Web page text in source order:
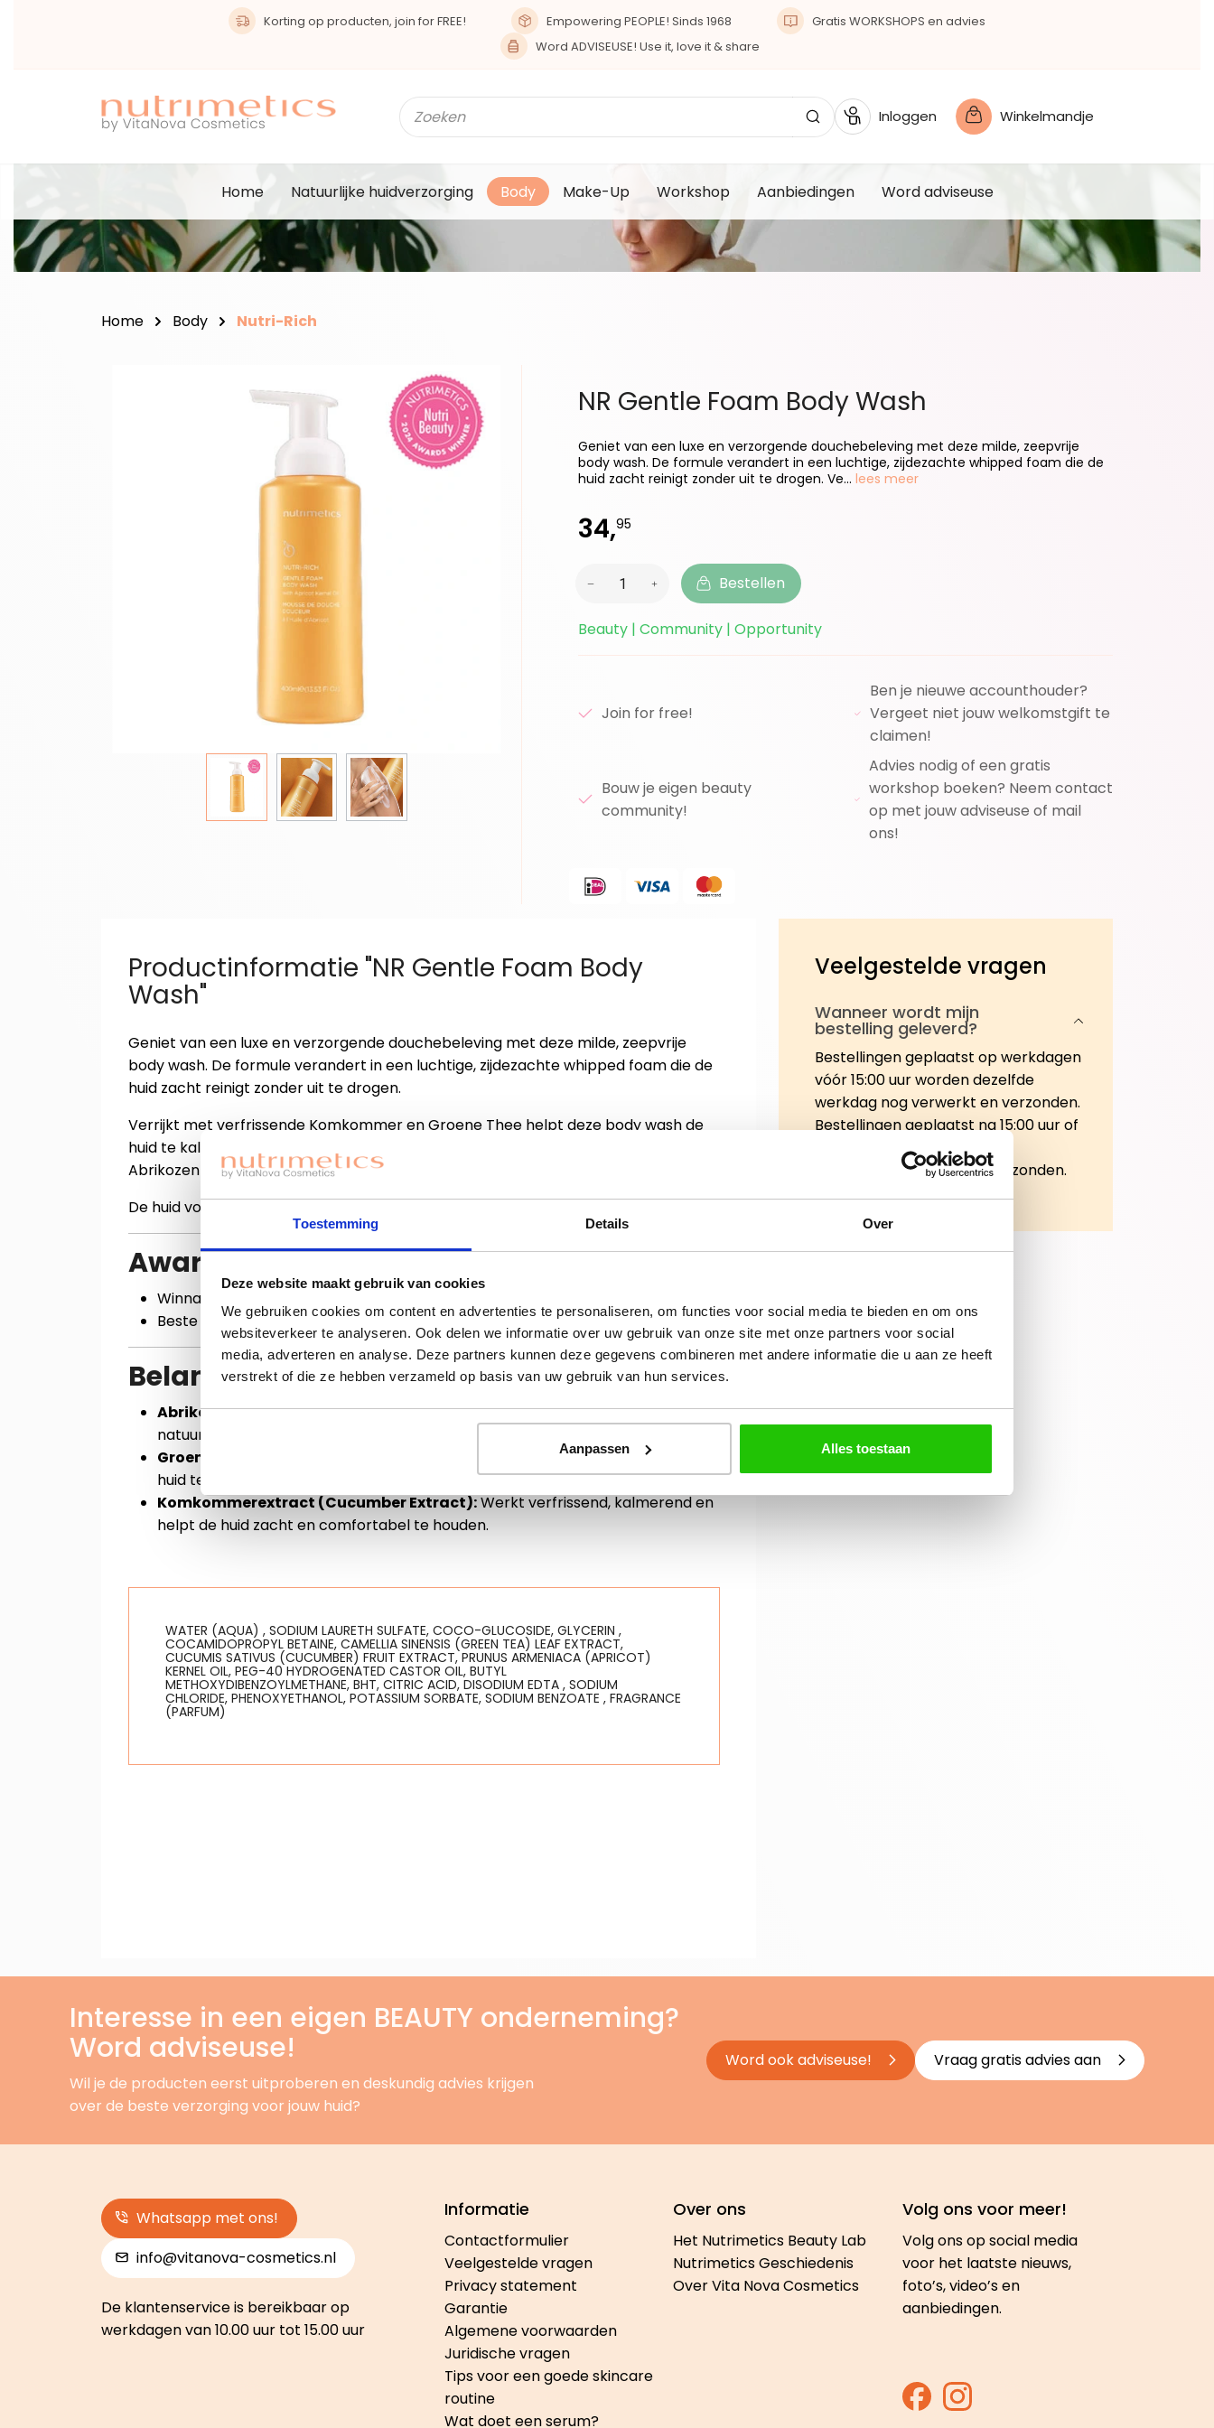
Toestemming Details Over
Deze website maakt gebruik van cookies
We gebruiken cookies om content en advertenties te personaliseren, om functies voor social media te bieden en om ons
websiteverkeer te analyseren. Ook delen we informatie over uw gebruik van onze site met onze partners voor social
media, adverteren en analyse. Deze partners kunnen deze gegevens combineren met andere informatie die u aan ze heeft
verstrekt of die ze hebben verzameld op basis van uw gebruik van hun services.
Aanpassen Alles toestaan
Ga naar de hoofdnavigatieKorting op producten, join for FREE! Empowering PEOPLE! Sinds 1968
Gratis WORKSHOPS en advies
Word ADVISEUSE! Use it, love it & share
Inloggen Winkelmandje
Home Natuurlijke huidverzorging Body Make-Up Workshop Aanbiedingen Word adviseuse
Home Body Nutri-Rich
NR Gentle Foam Body Wash
Geniet van een luxe en verzorgende douchebeleving met deze milde, zeepvrije
body wash. De formule verandert in een luchtige, zijdezachte whipped foam die de
huid zacht reinigt zonder uit te drogen. Ve... lees meer
34,95
Bestellen
Beauty | Community | Opportunity
Join for free!
Ben je nieuwe accounthouder?
Vergeet niet jouw welkomstgift te
claimen!
Bouw je eigen beauty
community!
Advies nodig of een gratis
workshop boeken? Neem contact
op met jouw adviseuse of mail
ons!
Productinformatie "NR Gentle Foam Body
Wash"
Geniet van een luxe en verzorgende douchebeleving met deze milde, zeepvrije
body wash. De formule verandert in een luchtige, zijdezachte whipped foam die de
huid zacht reinigt zonder uit te drogen.
Verrijkt met verfrissende Komkommer en Groene Thee helpt deze body wash de
huid te kalmeren, beschermen en comfortabel te laten aanvoelen, terwijl
Abrikozenpitolie ondersteuning biedt bij voeding en hydratatie.
De huid voelt na gebruik fris, zacht en verzorgd aan met een gezonde uitstraling.
Awards
Winnaar Nutri Beauty Award
Beste Bath & Shower Product
Belangrijke ingrediënten
Abrikozenpitolie (Apricot Kernel Oil):Voedt en verzacht de huid en helpt de
natuurlijke huidbarrière te ondersteunen.
Groene Thee Extract (Green Tea Extract):
Werkt als antioxidant en helpt de
huid te beschermen tegen externe invloeden.
Komkommerextract (Cucumber Extract):Werkt verfrissend, kalmerend en
helpt de huid zacht en comfortabel te houden.
WATER (AQUA) , SODIUM LAURETH SULFATE, COCO-GLUCOSIDE, GLYCERIN ,
COCAMIDOPROPYL BETAINE, CAMELLIA SINENSIS (GREEN TEA) LEAF EXTRACT,
CUCUMIS SATIVUS (CUCUMBER) FRUIT EXTRACT, PRUNUS ARMENIACA (APRICOT)
KERNEL OIL, PEG-40 HYDROGENATED CASTOR OIL, BUTYL
METHOXYDIBENZOYLMETHANE, BHT, CITRIC ACID, DISODIUM EDTA , SODIUM
CHLORIDE, PHENOXYETHANOL, POTASSIUM SORBATE, SODIUM BENZOATE , FRAGRANCE
(PARFUM)
Veelgestelde vragen
Wanneer wordt mijn
bestelling geleverd?
Bestellingen geplaatst op werkdagen
vóór 15:00 uur worden dezelfde
werkdag nog verwerkt en verzonden.
Bestellingen geplaatst na 15:00 uur of
in het weekend, worden de
eerstvolgende werkdag verzonden.
Interesse in een eigen BEAUTY onderneming?
Word adviseuse!
Wil je de producten eerst uitproberen en deskundig advies krijgen
over de beste verzorging voor jouw huid?
Word ook adviseuse! Vraag gratis advies aan
Whatsapp met ons!
info@vitanova-cosmetics.nl
De klantenservice is bereikbaar op
werkdagen van 10.00 uur tot 15.00 uur
Informatie
Contactformulier
Veelgestelde vragen
Privacy statement
Garantie
Algemene voorwaarden
Juridische vragen
Tips voor een goede skincare
routine
Wat doet een serum?
Over ons
Het Nutrimetics Beauty Lab
Nutrimetics Geschiedenis
Over Vita Nova Cosmetics
Volg ons voor meer!
Volg ons op social media
voor het laatste nieuws,
foto’s, video’s en
aanbiedingen.